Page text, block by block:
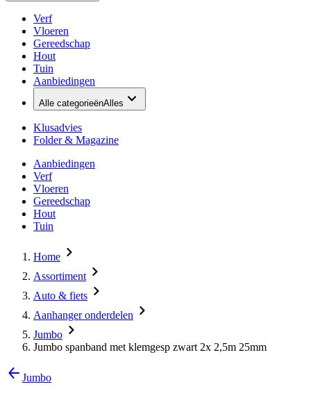
Verf
Vloeren
Gereedschap
Hout
Tuin
Aanbiedingen
Alle categorieënAlles
Klusadvies
Folder & Magazine
Aanbiedingen
Verf
Vloeren
Gereedschap
Hout
Tuin
Home
Assortiment
Auto & fiets
Aanhanger onderdelen
Jumbo
Jumbo spanband met klemgesp zwart 2x 2,5m 25mm
Jumbo